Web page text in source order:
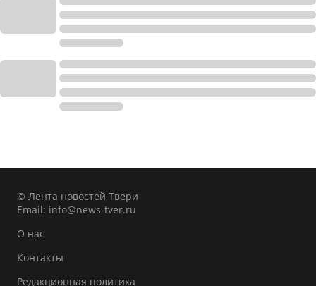
© Лента новостей Твери
Email: info@news-tver.ru
О нас
Контакты
Редакционная политика